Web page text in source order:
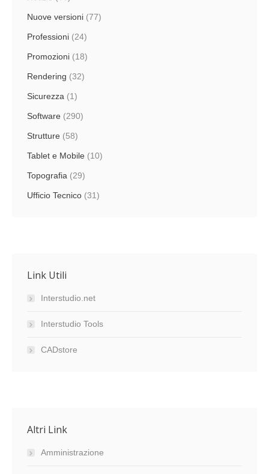
Nuove versioni (77)
Professioni (24)
Promozioni (18)
Rendering (32)
Sicurezza (1)
Software (290)
Strutture (58)
Tablet e Mobile (10)
Topografia (29)
Ufficio Tecnico (31)
Link Utili
Interstudio.net
Interstudio Tools
CADstore
Altri Link
Amministrazione